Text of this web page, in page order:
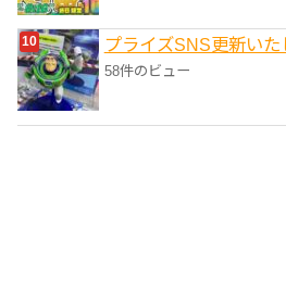
プライズSNS更新いた
58件のビュー